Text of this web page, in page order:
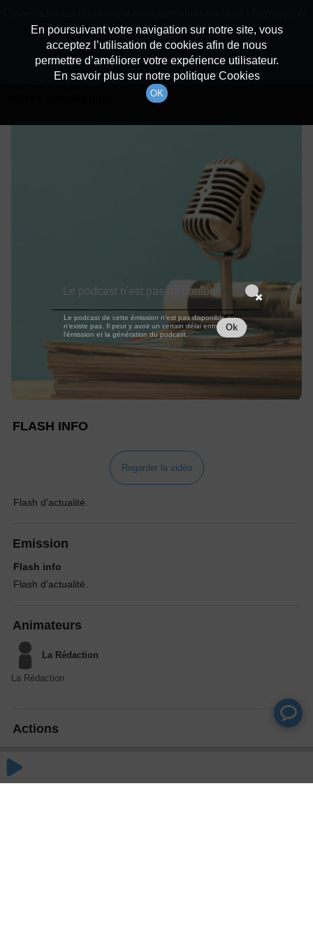
Détails De L'épisode
à 5h59
FLASH INFO
Regarder la vidéo
Flash d'actualité.
Emission
Flash info
Flash d'actualité.
Animateurs
La Rédaction
La Rédaction
Actions
En poursuivant votre navigation sur notre site, vous
acceptez l’utilisation de cookies afin de nous
permettre d’améliorer votre expérience utilisateur.
En savoir plus sur notre politique Cookies
OK
dessous pour l'installer.
Non merci Télécharger l'application
Le podcast n'est pas disponible
Le podcast de cette émission n'est pas disponible ou
n'existe pas. Il peut y avoir un certain délai entre la fin de
l'émission et la génération du podcast.
Ok